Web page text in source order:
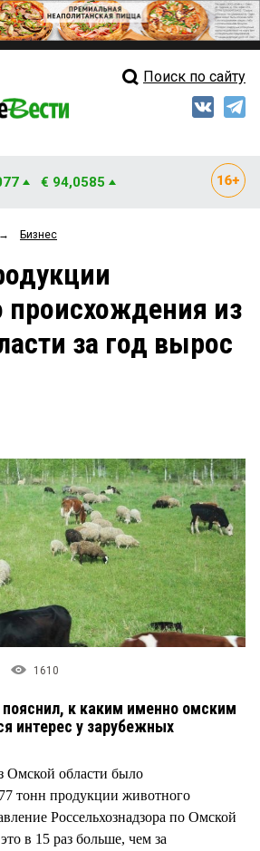
Свежий выпуск
Рейтинги
Блоги
Архив
Поиск по сайту
€ 94,0585
→ Бизнес
происхождения из
за год вырос
1610
пояснил, к каким именно омским
интерес у зарубежных
Омской области было
тонн продукции животного
Россельхознадзора по Омской
в 15 раз больше, чем за